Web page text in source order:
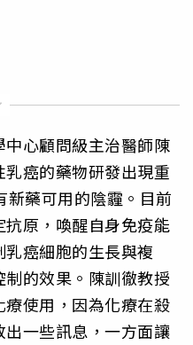
心顧問級主治醫師陳
癌的藥物研發出現重
新藥可用的陰霾。目前
原，喚醒自身免疫能
癌細胞的生長與複
的效果。陳訓徹教授
使用，因為化療在殺
一些訊息，一方面讓